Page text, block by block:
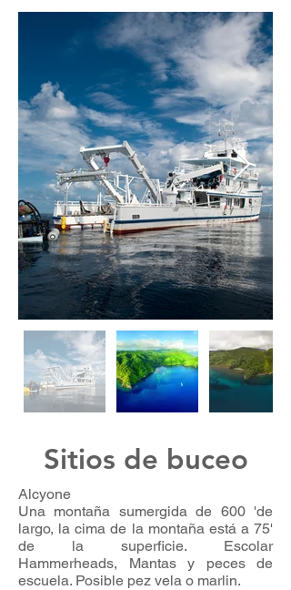
Sitios de buceo
Alcyone
Una montaña sumergida de 600 'de
largo, la cima de la montaña está a 75'
de la superficie. Escolar
Hammerheads, Mantas y peces de
escuela. Posible pez vela o marlin.